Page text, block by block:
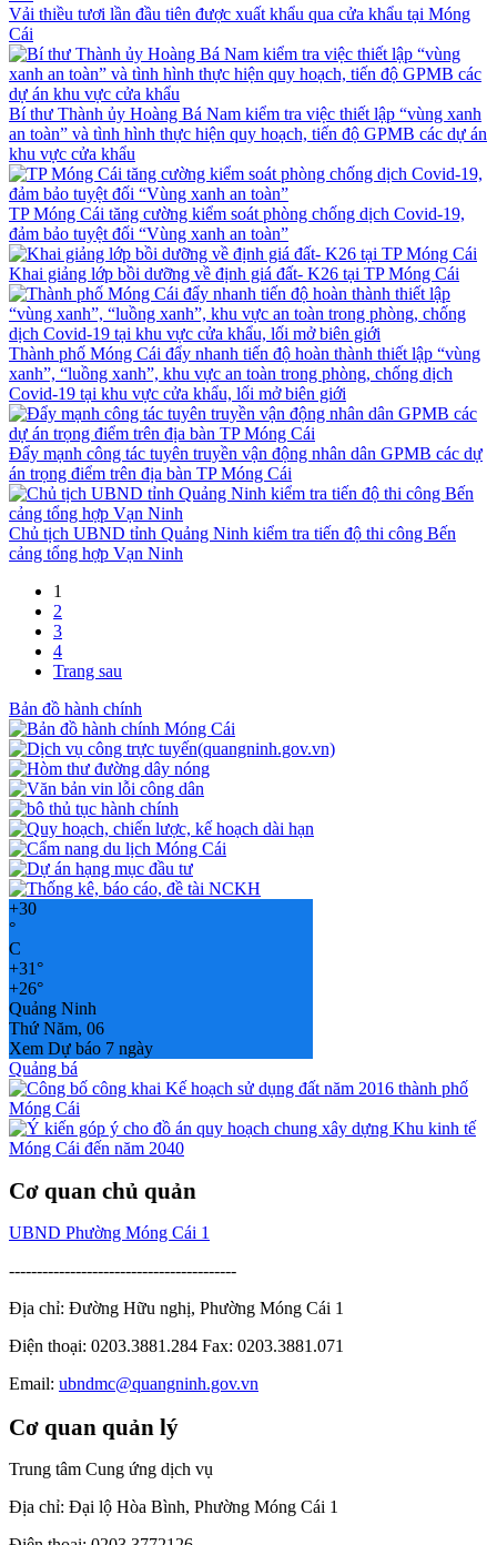
Vải thiều tươi lần đầu tiên được xuất khẩu qua cửa khẩu tại Móng
Cái
Bí thư Thành ủy Hoàng Bá Nam kiểm tra việc thiết lập “vùng xanh
an toàn” và tình hình thực hiện quy hoạch, tiến độ GPMB các dự án
khu vực cửa khẩu
TP Móng Cái tăng cường kiểm soát phòng chống dịch Covid-19,
đảm bảo tuyệt đối “Vùng xanh an toàn”
Khai giảng lớp bồi dưỡng về định giá đất- K26 tại TP Móng Cái
Thành phố Móng Cái đẩy nhanh tiến độ hoàn thành thiết lập “vùng
xanh”, “luồng xanh”, khu vực an toàn trong phòng, chống dịch
Covid-19 tại khu vực cửa khẩu, lối mở biên giới
Đẩy mạnh công tác tuyên truyền vận động nhân dân GPMB các dự
án trọng điểm trên địa bàn TP Móng Cái
Chủ tịch UBND tỉnh Quảng Ninh kiểm tra tiến độ thi công Bến
cảng tổng hợp Vạn Ninh
1
2
3
4
Trang sau
Bản đồ hành chính
+30
°
C
+31°
+26°
Quảng Ninh
Thứ Năm, 06
Xem Dự báo 7 ngày
Quảng bá
Cơ quan chủ quản
UBND Phường Móng Cái 1
-----------------------------------------
Địa chỉ: Đường Hữu nghị, Phường Móng Cái 1
Điện thoại: 0203.3881.284 Fax: 0203.3881.071
Email: ubndmc@quangninh.gov.vn
Cơ quan quản lý
Trung tâm Cung ứng dịch vụ
Địa chỉ: Đại lộ Hòa Bình, Phường Móng Cái 1